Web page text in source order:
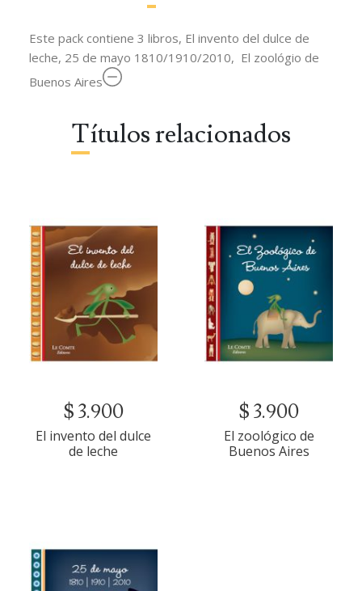
Este pack contiene 3 libros, El invento del dulce de
leche, 25 de mayo 1810/1910/2010, El zoológio de
Buenos Aires
Títulos relacionados
$ 3.900
El invento del dulce
de leche
$ 3.900
El zoológico de
Buenos Aires